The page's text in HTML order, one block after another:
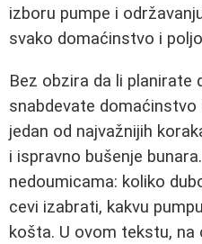
izboru pumpe i
svako domaćinstvo i
Bez obzira da li planirate
snabdevate
jedan od najvažnijih
i ispravno bušenje
nedoumicama: koliko
cevi izabrati, kakvu
košta. U ovom tekstu,